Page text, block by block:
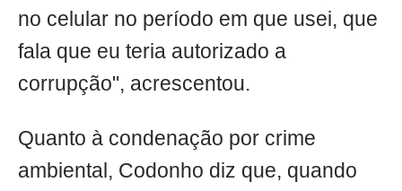
no celular no período em que usei, que
fala que eu teria autorizado a
corrupção", acrescentou.
Quanto à condenação por crime
ambiental, Codonho diz que, quando